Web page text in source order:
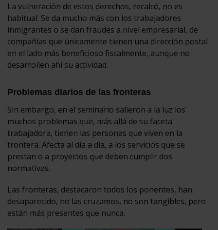
La vulneración de estos derechos, recalcó, no es
habitual. Se da mucho más con los trabajadores
inmigrantes o se dan fraudes a nivel empresarial, de
compañías que únicamente tienen una dirección postal
en el lado más beneficioso fiscalmente, aunque no
desarrollen ahí su actividad.
Problemas diarios de las fronteras
Sin embargo, en el seminario salieron a la luz los
muchos problemas que, más allá de su faceta
trabajadora, tienen las personas que viven en la
frontera. Afecta al día a día, a los servicios que se
prestan o a proyectos que deben cumplir dos
normativas.
Las fronteras, destacaron todos los ponentes, han
desaparecido, no las cruzamos, no son tangibles, pero
están más presentes que nunca.